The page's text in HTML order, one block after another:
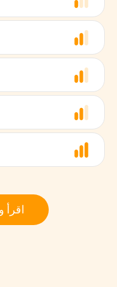
اقرأ